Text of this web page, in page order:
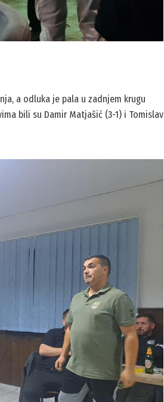
a odluka je pala u zadnjem krugu
bili su Damir Matjašić (3-1) i Tomislav